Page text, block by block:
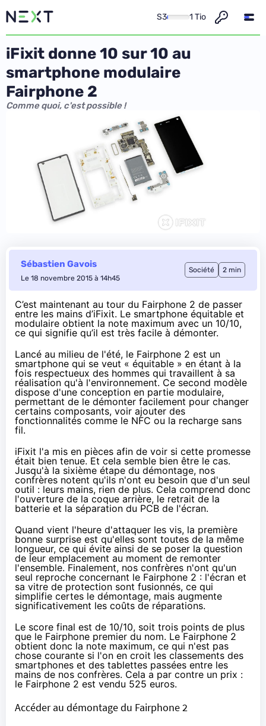
S3 1 Tio
iFixit donne 10 sur 10 au
smartphone modulaire
Fairphone 2
Comme quoi, c'est possible !
Sébastien Gavois
Le 18 novembre 2015 à 14h45
Société 2 min
C’est maintenant au tour du Fairphone 2 de passer
entre les mains d’iFixit. Le smartphone équitable et
modulaire obtient la note maximum avec un 10/10,
ce qui signifie qu’il est très facile à démonter.
Lancé au milieu de l'été, le Fairphone 2 est un
smartphone qui se veut « équitable » en étant à la
fois respectueux des hommes qui travaillent à sa
réalisation qu'à l'environnement. Ce second modèle
dispose d'une conception en partie modulaire,
permettant de le démonter facilement pour changer
certains composants, voir ajouter des
fonctionnalités comme le NFC ou la recharge sans
fil.
iFixit l'a mis en pièces afin de voir si cette promesse
était bien tenue. Et cela semble bien être le cas.
Jusqu'à la sixième étape du démontage, nos
confrères notent qu'ils n'ont eu besoin que d'un seul
outil : leurs mains, rien de plus. Cela comprend donc
l'ouverture de la coque arrière, le retrait de la
batterie et la séparation du PCB de l'écran.
Quand vient l'heure d'attaquer les vis, la première
bonne surprise est qu'elles sont toutes de la même
longueur, ce qui évite ainsi de se poser la question
de leur emplacement au moment de remonter
l'ensemble. Finalement, nos confrères n'ont qu'un
seul reproche concernant le Fairphone 2 : l'écran et
sa vitre de protection sont fusionnés, ce qui
simplifie certes le démontage, mais augmente
significativement les coûts de réparations.
Le score final est de 10/10, soit trois points de plus
que le Fairphone premier du nom. Le Fairphone 2
obtient donc la note maximum, ce qui n'est pas
chose courante si l'on en croit les classements des
smartphones et des tablettes passées entre les
mains de nos confrères. Cela a par contre un prix :
le Fairphone 2 est vendu 525 euros.
Accéder au démontage du Fairphone 2